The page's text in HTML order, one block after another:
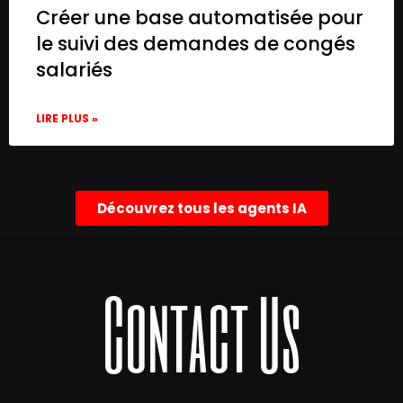
      "parameters": {},
      "typeVersion": 1.3
    },
    {
      "position": [
        100
      ],
      "parameters": {
          "mode": "list",
          "value": "gpt-4o-mini",
"cachedResultName": "GPT-4O-
        },
Créer une base automatisée pour
le suivi des demandes de congés
salariés
LIRE PLUS »
Découvrez tous les agents IA
Contact Us